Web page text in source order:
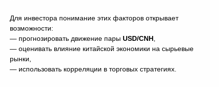
Для инвестора понимание этих факторов открывает
возможности:
— прогнозировать движение пары USD/CNH
— оценивать влияние китайской экономики на сырьевые
рынки,
— использовать корреляции в торговых стратегиях.